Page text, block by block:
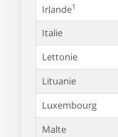
Irlande1
Italie
Lettonie
Lituanie
Luxembourg
Malte